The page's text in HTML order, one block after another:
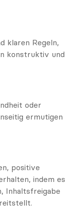
klaren Regeln,
konstruktiv und
oder
ermutigen
positive
indem es
Inhaltsfreigabe